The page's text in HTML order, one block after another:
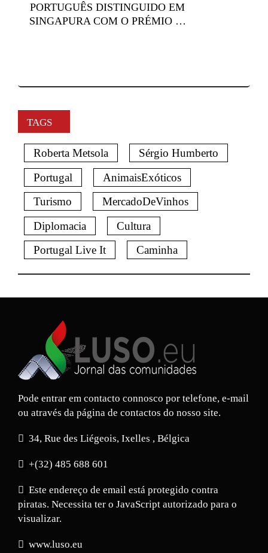
PORTUGUÊS DISTINGUIDO EM
SINGAPURA COM O PRÉMIO …
TAGS
Roberta Metsola
Sérgio Humberto
Portugal
AnimaisExóticos
Turismo
MercadoDeVinhos
Diplomacia
Cultura
Portugal Live It
Caminha
Pode entrar em contacto connosco por telefone, e-mail
ou através da página de contactos do nosso site.
34, Rue des Liégeois, Ixelles , Bélgica
+(32) 485 688 601
Este endereço de email está protegido contra
piratas. Necessita ter o JavaScript autorizado para o
visualizar.
www.luso.eu